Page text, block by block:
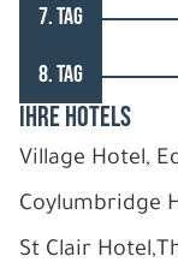
7. TAG
8. TAG
IHRE HOTELS
Village Hotel,
Coylumbridge
St Clair